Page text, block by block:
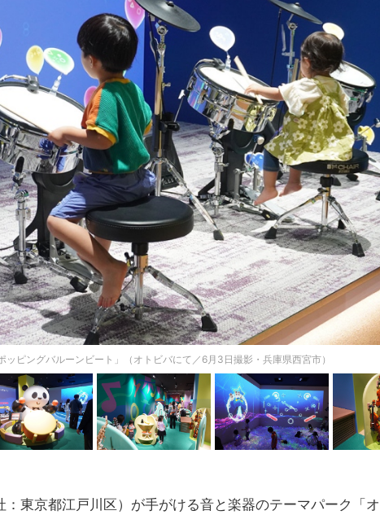
ッピングバルーンビート」（オトビバにて／6月3日撮影・兵庫県西宮市）
東京都江戸川区）が手がける音と楽器のテーマパーク「オ